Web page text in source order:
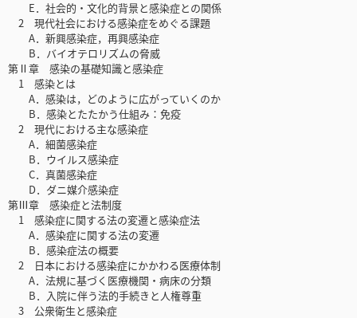
E．社会的・文化的背景と感染症との関係
2 現代社会における感染症をめぐる課題
A．新興感染症，再興感染症
B．バイオテロリズムの脅威
第Ⅱ章 感染の基礎知識と感染症
1 感染とは
A．感染は，どのように広がっていくのか
B．感染とたたかう仕組み：免疫
2 現代における主な感染症
A．細菌感染症
B．ウイルス感染症
C．真菌感染症
D．ダニ媒介感染症
第Ⅲ章 感染症と法制度
1 感染症に関する法の変遷と感染症法
A．感染症に関する法の変遷
B．感染症法の概要
2 日本における感染症にかかわる医療体制
A．法規に基づく医療機関・病床の分類
B．入院に伴う法的手続きと人権尊重
3 公衆衛生と感染症